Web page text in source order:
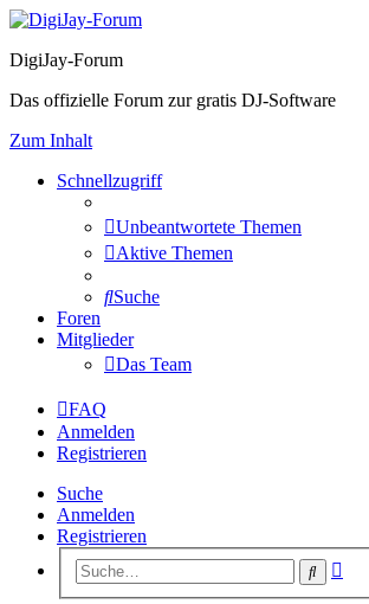
DigiJay-Forum
Das offizielle Forum zur gratis DJ-Software
Zum Inhalt
Schnellzugriff
Unbeantwortete Themen
Aktive Themen
Suche
Foren
Mitglieder
Das Team
FAQ
Anmelden
Registrieren
Suche
Anmelden
Registrieren
Suche